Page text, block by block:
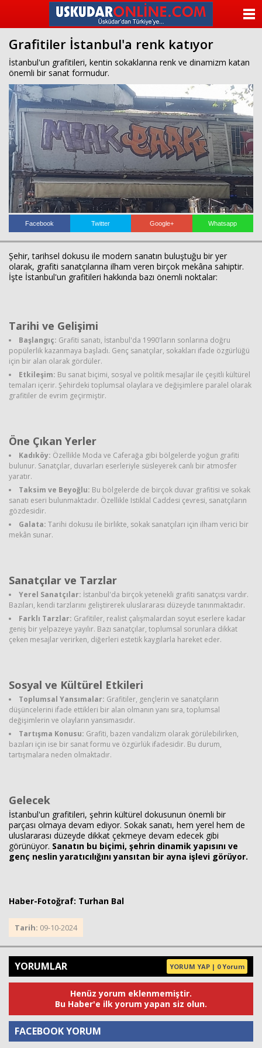
beylikdüzü
escort
beylikdüzü
escort
bayan
beylikdüzü
escort
bayan
escort
beylikdüzü
beylikdüzü
escort
Grafitiler İstanbul'a renk katıyor
İstanbul'un grafitileri, kentin sokaklarına renk ve dinamizm katan
önemli bir sanat formudur.
Facebook Twitter Google+ Whatsapp
Şehir, tarihsel dokusu ile modern sanatın buluştuğu bir yer
olarak, grafiti sanatçılarına ilham veren birçok mekâna sahiptir.
İşte İstanbul'un grafitileri hakkında bazı önemli noktalar:
Tarihi ve Gelişimi
Başlangıç: Grafiti sanatı, İstanbul'da 1990'ların sonlarına doğru
popülerlik kazanmaya başladı. Genç sanatçılar, sokakları ifade özgürlüğü
için bir alan olarak gördüler.
Etkileşim: Bu sanat biçimi, sosyal ve politik mesajlar ile çeşitli kültürel
temaları içerir. Şehirdeki toplumsal olaylara ve değişimlere paralel olarak
grafitiler de evrim geçirmiştir.
Öne Çıkan Yerler
Kadıköy: Özellikle Moda ve Caferağa gibi bölgelerde yoğun grafiti
bulunur. Sanatçılar, duvarları eserleriyle süsleyerek canlı bir atmosfer
yaratır.
Taksim ve Beyoğlu: Bu bölgelerde de birçok duvar grafitisi ve sokak
sanatı eseri bulunmaktadır. Özellikle Istiklal Caddesi çevresi, sanatçıların
gözdesidir.
Galata: Tarihi dokusu ile birlikte, sokak sanatçıları için ilham verici bir
mekân sunar.
Sanatçılar ve Tarzlar
Yerel Sanatçılar: İstanbul'da birçok yetenekli grafiti sanatçısı vardır.
Bazıları, kendi tarzlarını geliştirerek uluslararası düzeyde tanınmaktadır.
Farklı Tarzlar: Grafitiler, realist çalışmalardan soyut eserlere kadar
geniş bir yelpazeye yayılır. Bazı sanatçılar, toplumsal sorunlara dikkat
çeken mesajlar verirken, diğerleri estetik kaygılarla hareket eder.
Sosyal ve Kültürel Etkileri
Toplumsal Yansımalar: Grafitiler, gençlerin ve sanatçıların
düşüncelerini ifade ettikleri bir alan olmanın yanı sıra, toplumsal
değişimlerin ve olayların yansımasıdır.
Tartışma Konusu: Grafiti, bazen vandalizm olarak görülebilirken,
bazıları için ise bir sanat formu ve özgürlük ifadesidir. Bu durum,
tartışmalara neden olmaktadır.
Gelecek
İstanbul'un grafitileri, şehrin kültürel dokusunun önemli bir
parçası olmaya devam ediyor. Sokak sanatı, hem yerel hem de
uluslararası düzeyde dikkat çekmeye devam edecek gibi
görünüyor. Sanatın bu biçimi, şehrin dinamik yapısını ve
genç neslin yaratıcılığını yansıtan bir ayna işlevi görüyor.
Haber-Fotoğraf: Turhan Bal
Tarih: 09-10-2024
YORUMLAR YORUM YAP | 0 Yorum
Henüz yorum eklenmemiştir.
Bu Haber'e ilk yorum yapan siz olun.
FACEBOOK YORUM
ANASAYFA
KATEGORİLER
ANKETLER
FOTO GALERİ
VİDEO GALERİ
KÜNYE
İLETİŞİM